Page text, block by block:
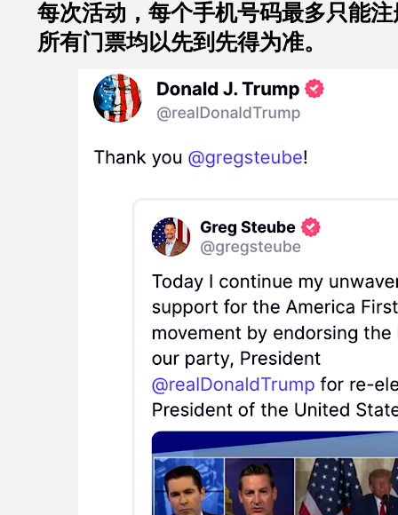
每次活动，每个手机号码最多只能注
所有门票均以先到先得为准。